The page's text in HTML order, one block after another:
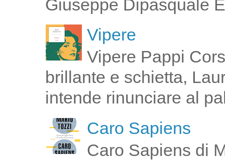
Giuseppe Dipasquale
Vipere
Vipere Pappi
brillante e schietta,
intende rinunciare al
Caro Sapiens
Caro Sapiens di